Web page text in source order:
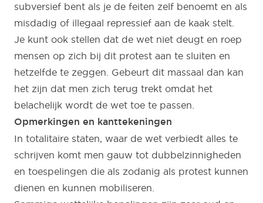
subversief bent als je de feiten zelf benoemt en als
misdadig of illegaal repressief aan de kaak stelt.
Je kunt ook stellen dat de wet niet deugt en roep
mensen op zich bij dit protest aan te sluiten en
hetzelfde te zeggen. Gebeurt dit massaal dan kan
het zijn dat men zich terug trekt omdat het
belachelijk wordt de wet toe te passen.
Opmerkingen en kanttekeningen
In totalitaire staten, waar de wet verbiedt alles te
schrijven komt men gauw tot dubbelzinnigheden
en toespelingen die als zodanig als protest kunnen
dienen en kunnen mobiliseren.